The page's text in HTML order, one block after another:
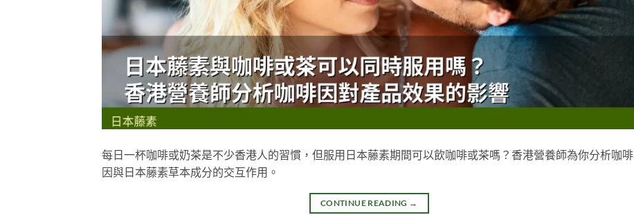
每日一杯咖啡或奶茶是不少香港人的習慣，但服用日本藤素期間可以飲咖啡或茶嗎？香港營養師為你分析咖啡
因與日本藤素草本成分的交互作用。
CONTINUE READING →